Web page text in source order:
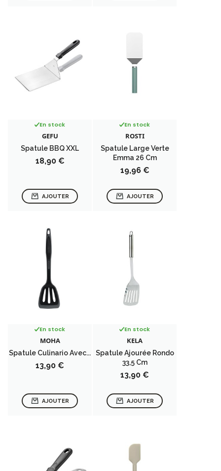
En stock
GEFU
Spatule BBQ XXL
Prix
18,90 €
AJOUTER
En stock
ROSTI
Spatule Large Verte
Emma 26 Cm
Prix
19,96 €
AJOUTER
En stock
MOHA
Spatule Culinario Avec...
Prix
13,90 €
AJOUTER
En stock
KELA
Spatule Ajourée Rondo
33,5 Cm
Prix
13,90 €
AJOUTER